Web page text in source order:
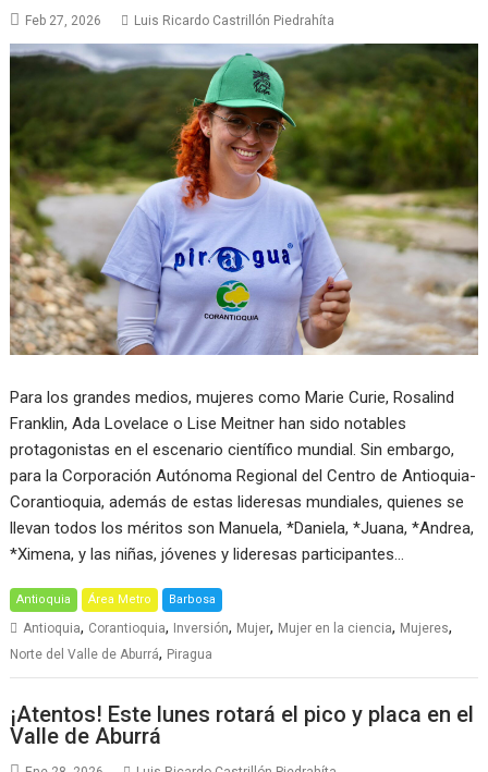
Feb 27, 2026 Luis Ricardo Castrillón Piedrahíta
Para los grandes medios, mujeres como Marie Curie, Rosalind
Franklin, Ada Lovelace o Lise Meitner han sido notables
protagonistas en el escenario científico mundial. Sin embargo,
para la Corporación Autónoma Regional del Centro de Antioquia-
Corantioquia, además de estas lideresas mundiales, quienes se
llevan todos los méritos son Manuela, *Daniela, *Juana, *Andrea,
*Ximena, y las niñas, jóvenes y lideresas participantes…
Antioquia Área Metro Barbosa
Antioquia, Corantioquia, Inversión, Mujer, Mujer en la ciencia, Mujeres,
Norte del Valle de Aburrá, Piragua
¡Atentos! Este lunes rotará el pico y placa en el
Valle de Aburrá